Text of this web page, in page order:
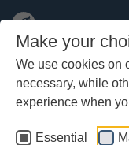
Make your
We use cookies on
necessary, while
experience when
Essential
Skip
content
Atlantic
Roskilde